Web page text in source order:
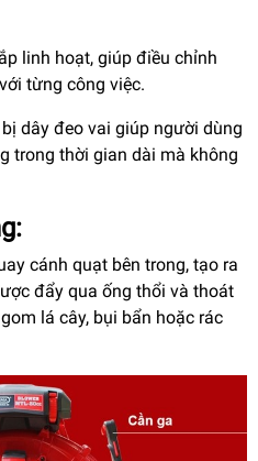
linh hoạt, giúp điều chỉnh
từng công việc.
dây đeo vai giúp người dùng
trong thời gian dài mà không
cánh quạt bên trong, tạo ra
đẩy qua ống thổi và thoát
lá cây, bụi bẩn hoặc rác